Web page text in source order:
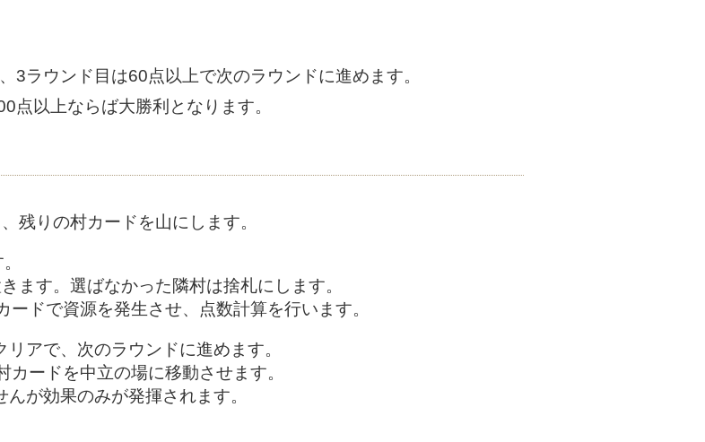
3ラウンド目は60点以上で次のラウンドに進めます。
点以上ならば大勝利となります。
残りの村カードを山にします。
ます。選ばなかった隣村は捨札にします。
ドで資源を発生させ、点数計算を行います。
アで、次のラウンドに進めます。
ードを中立の場に移動させます。
が効果のみが発揮されます。